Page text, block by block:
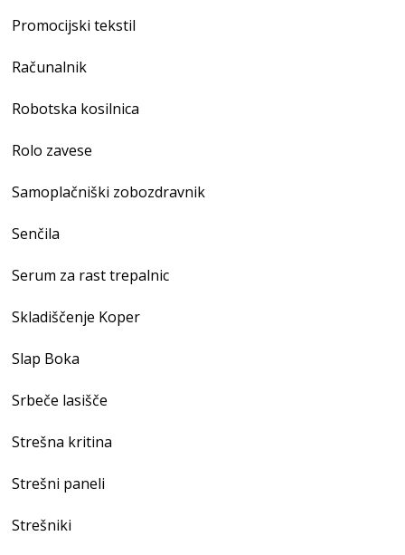
Promocijski tekstil
Računalnik
Robotska kosilnica
Rolo zavese
Samoplačniški zobozdravnik
Senčila
Serum za rast trepalnic
Skladiščenje Koper
Slap Boka
Srbeče lasišče
Strešna kritina
Strešni paneli
Strešniki